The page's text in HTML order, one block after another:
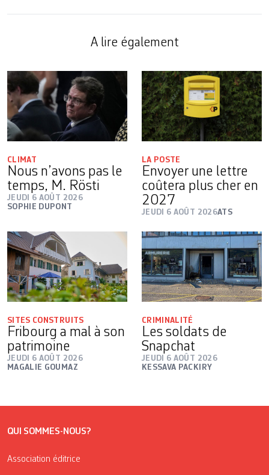
A lire également
CLIMAT
Nous n’avons pas le
temps, M. Rösti
JEUDI 6 AOÛT 2026
SOPHIE DUPONT
LA POSTE
Envoyer une lettre
coûtera plus cher en
2027
JEUDI 6 AOÛT 2026ATS
SITES CONSTRUITS
Fribourg a mal à son
patrimoine
JEUDI 6 AOÛT 2026
MAGALIE GOUMAZ
CRIMINALITÉ
Les soldats de
Snapchat
JEUDI 6 AOÛT 2026
KESSAVA PACKIRY
QUI SOMMES-NOUS?
Association éditrice